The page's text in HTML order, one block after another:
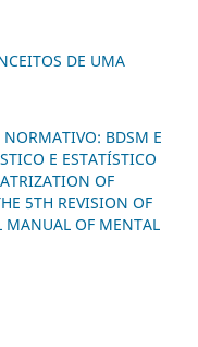
DE UMA
BDSM E
E ESTATÍSTICO
OF
5TH REVISION OF
MANUAL OF MENTAL